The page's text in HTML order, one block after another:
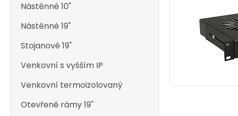
Nástěnné 10"
Nástěnné 19"
Stojanové 19"
Venkovní s vyšším IP
Venkovní termoizolovaný
Otevřené rámy 19"